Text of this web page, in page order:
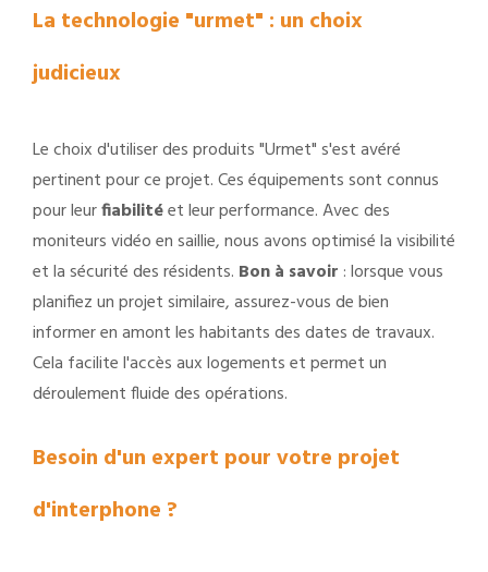
La technologie "urmet" : un choix
judicieux
Le choix d'utiliser des produits "Urmet" s'est avéré
pertinent pour ce projet. Ces équipements sont connus
pour leurfiabilitéet leur performance. Avec des
moniteurs vidéo en saillie, nous avons optimisé la visibilité
et la sécurité des résidents. Bon à savoir : lorsque vous
planifiez un projet similaire, assurez-vous de bien
informer en amont les habitants des dates de travaux.
Cela facilite l'accès aux logements et permet un
déroulement fluide des opérations.
Besoin d'un expert pour votre projet
d'interphone ?